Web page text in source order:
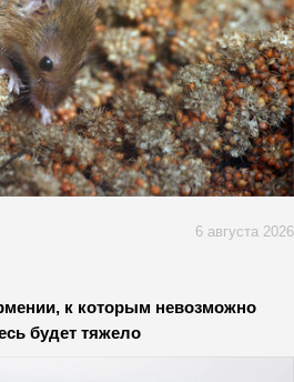
6 августа 2026
к которым невозможно
будет тяжело